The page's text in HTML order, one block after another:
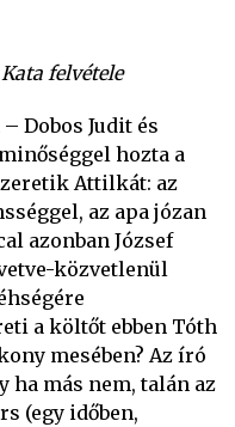
felvétele
Dobos Judit és
hozta a
Attilkát: az
az apa józan
azonban József
közvetlenül
a költőt ebben Tóth
mesében? Az író
ha más nem, talán az
(egy időben,